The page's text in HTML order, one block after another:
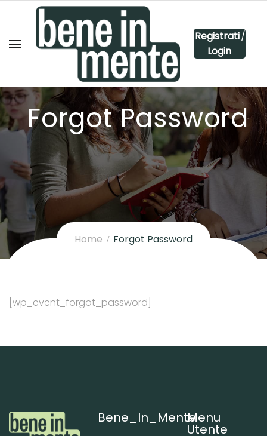
Registrati/
Login
Forgot Password
Home Forgot Password
[wp_event_forgot_password]
Bene_In_MenteMenu
Utente